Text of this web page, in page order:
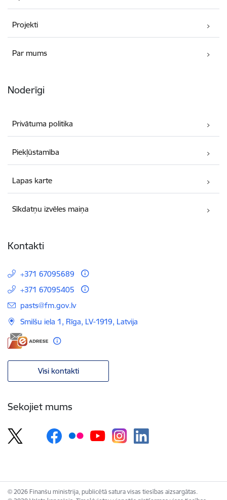
Projekti
Par mums
Noderīgi
Privātuma politika
Piekļūstamība
Lapas karte
Sīkdatņu izvēles maiņa
Kontakti
+371 67095689
+371 67095405
E-pasts:
pasts@fm.gov.lv
Smilšu iela 1, Rīga, LV-1919, Latvija
Visi kontakti
Sekojiet mums
© 2026 Finanšu ministrija, publicētā satura visas tiesības aizsargātas.